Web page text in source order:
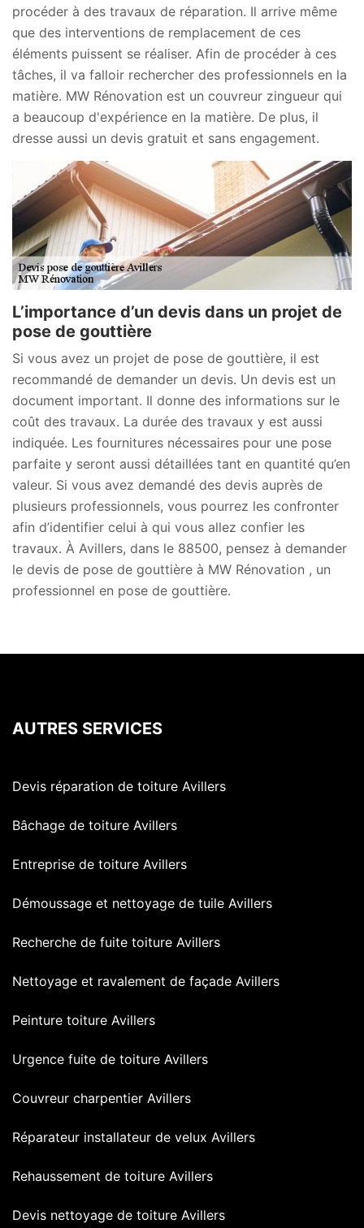
procéder à des travaux de réparation. Il arrive même
que des interventions de remplacement de ces
éléments puissent se réaliser. Afin de procéder à ces
tâches, il va falloir rechercher des professionnels en la
matière. MW Rénovation est un couvreur zingueur qui
a beaucoup d'expérience en la matière. De plus, il
dresse aussi un devis gratuit et sans engagement.
L’importance d’un devis dans un projet de
pose de gouttière
Si vous avez un projet de pose de gouttière, il est
recommandé de demander un devis. Un devis est un
document important. Il donne des informations sur le
coût des travaux. La durée des travaux y est aussi
indiquée. Les fournitures nécessaires pour une pose
parfaite y seront aussi détaillées tant en quantité qu’en
valeur. Si vous avez demandé des devis auprès de
plusieurs professionnels, vous pourrez les confronter
afin d’identifier celui à qui vous allez confier les
travaux. À Avillers, dans le 88500, pensez à demander
le devis de pose de gouttière à MW Rénovation , un
professionnel en pose de gouttière.
AUTRES SERVICES
Devis réparation de toiture Avillers
Bâchage de toiture Avillers
Entreprise de toiture Avillers
Démoussage et nettoyage de tuile Avillers
Recherche de fuite toiture Avillers
Nettoyage et ravalement de façade Avillers
Peinture toiture Avillers
Urgence fuite de toiture Avillers
Couvreur charpentier Avillers
Réparateur installateur de velux Avillers
Rehaussement de toiture Avillers
Devis nettoyage de toiture Avillers